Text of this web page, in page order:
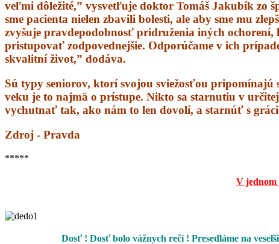
veľmi dôležité,” vysvetľuje doktor Tomáš Jakubík zo
sme pacienta nielen zbavili bolesti, ale aby sme mu
zvyšuje pravdepodobnosť pridruženia iných
pristupovať zodpovednejšie. Odporúčame v ich
skvalitní život,” dodáva.
Sú typy seniorov, ktorí svojou sviežosťou
veku je to najmä o prístupe. Nikto sa starnutiu v
vychutnať tak, ako nám to len dovolí, a starnúť s
Zdroj - Pravda
*****
V jednom
Dosť ! Dosť bolo vážnych rečí ! Presedláme na